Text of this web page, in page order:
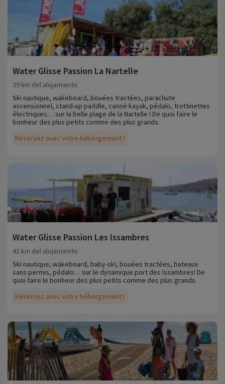
Water Glisse Passion La Nartelle
Réservez avec votre hébergement !
39 km del alojamiento
Ski nautique, wakeboard, bouées tractées, parachute
ascensionnel, stand-up paddle, canoë kayak, pédalo, trottinettes
électriques… sur la belle plage de la Nartelle ! De quoi faire le
bonheur des plus petits comme des plus grands.
Water Glisse Passion Les Issambres
Réservez avec votre hébergement !
41 km del alojamiento
Ski nautique, wakeboard, baby-ski, bouées tractées, bateaux
sans permis, pédalo… sur le dynamique port des Issambres! De
quoi faire le bonheur des plus petits comme des plus grands.